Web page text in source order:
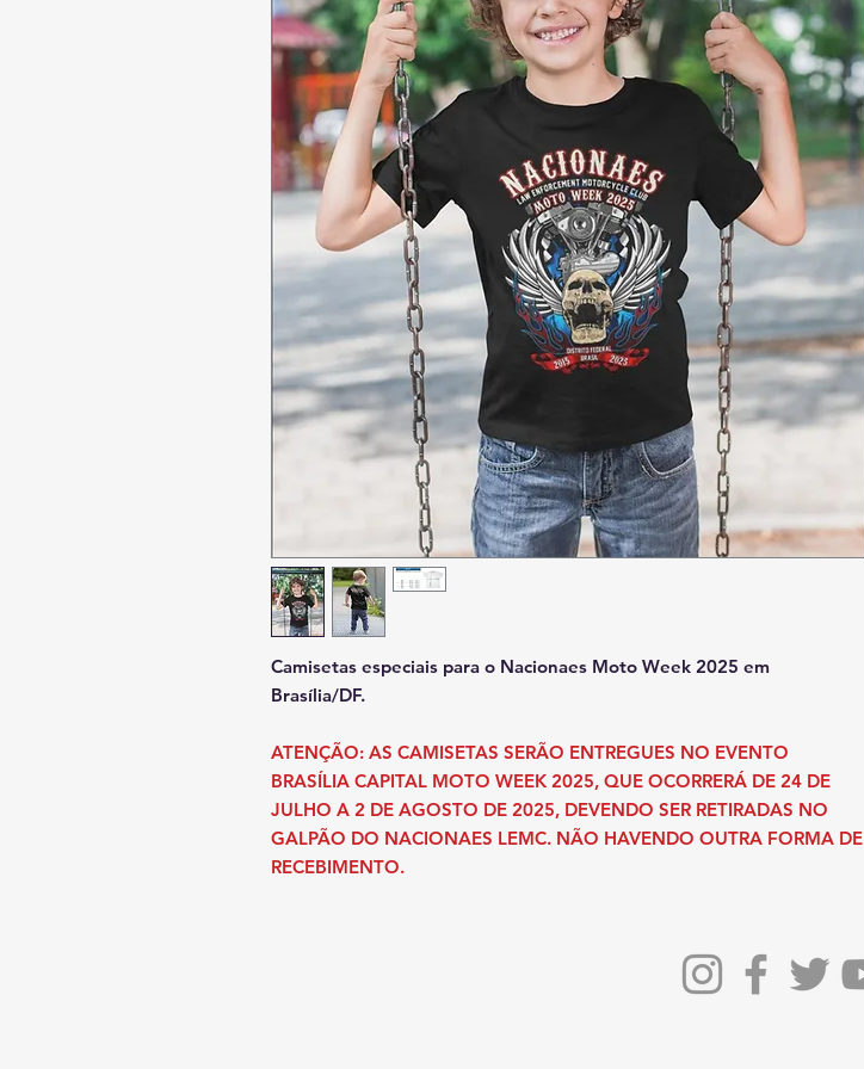
Camisetas especiais para o Nacionaes Moto Week 2025 em
Brasília/DF.
ATENÇÃO: AS CAMISETAS SERÃO ENTREGUES NO EVENTO
BRASÍLIA CAPITAL MOTO WEEK 2025, QUE OCORRERÁ DE 24 DE
JULHO A 2 DE AGOSTO DE 2025, DEVENDO SER RETIRADAS NO
GALPÃO DO NACIONAES LEMC. NÃO HAVENDO OUTRA FORMA DE
RECEBIMENTO.